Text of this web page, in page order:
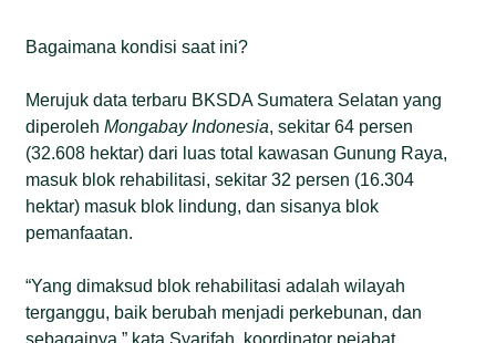
Bagaimana kondisi saat ini?
Merujuk data terbaru BKSDA Sumatera Selatan yang
diperolehMongabay Indonesia, sekitar 64 persen
(32.608 hektar) dari luas total kawasan Gunung Raya,
masuk blok rehabilitasi, sekitar 32 persen (16.304
hektar) masuk blok lindung, dan sisanya blok
pemanfaatan.
“Yang dimaksud blok rehabilitasi adalah wilayah
terganggu, baik berubah menjadi perkebunan, dan
sebagainya,” kata Syarifah, koordinator pejabat